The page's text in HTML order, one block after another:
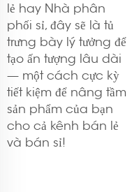
lẻ hay Nhà phân
phối sỉ, đây sẽ là tủ
trưng bày lý tưởng để
tạo ấn tượng lâu dài
— một cách cực kỳ
tiết kiệm để nâng tầm
sản phẩm của bạn
cho cả kênh bán lẻ
và bán sỉ!